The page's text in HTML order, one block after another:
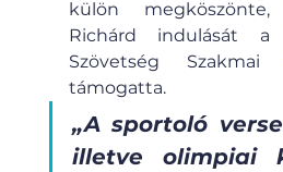
külön
Richárd indulását a
Szövetség
támogatta.
„A sportoló
illetve olimpiai